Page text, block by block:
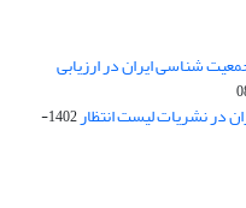
شناسی ایران در ارزیابی
در نشریات لیست انتظار
1402-